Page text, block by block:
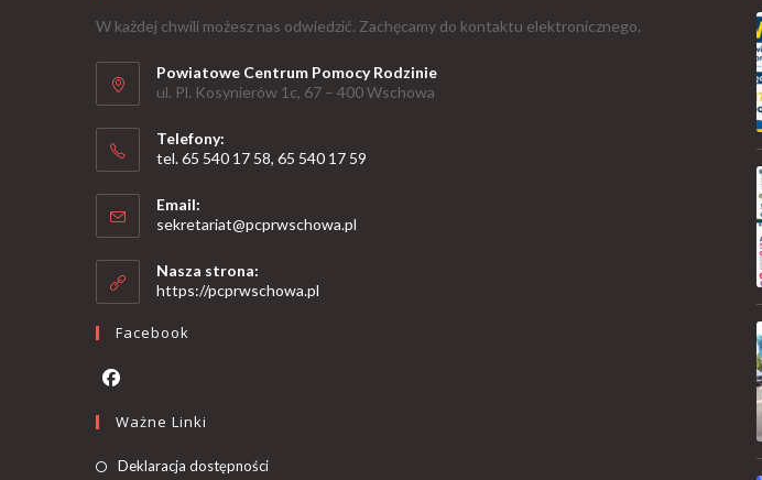
W każdej chwili możesz nas odwiedzić. Zachęcamy do kontaktu elektronicznego.
Powiatowe Centrum Pomocy Rodzinie
ul. Pl. Kosynierów 1c, 67 – 400 Wschowa
Telefony:
tel. 65 540 17 58, 65 540 17 59
Email:
sekretariat@pcprwschowa.pl
Nasza strona:
https://pcprwschowa.pl
Facebook
Ważne Linki
Deklaracja dostępności